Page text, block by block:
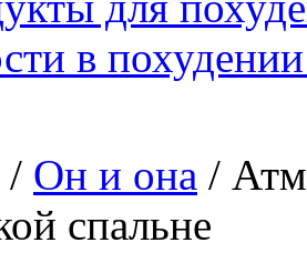
в
/ Он и она /
спальне